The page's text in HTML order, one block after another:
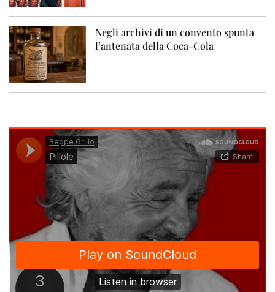
Negli archivi di un convento spunta
l’antenata della Coca-Cola